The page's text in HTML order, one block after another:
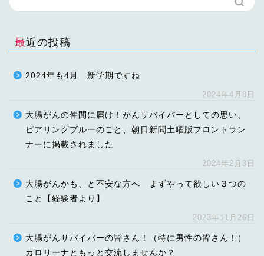
最近の投稿
2024年も4月 新学期ですね
2024年4月8日
大腸がんの仲間に届け！がんサバイバーとしての思い、
ピアリングブルーのこと、朝日新聞土曜版フロントラン
ナーに掲載されました
2024年2月3日
大腸がんかも、と不安な方へ まずやって欲しい３つの
こと【経験者より】
2023年11月26日
大腸がんサバイバーの皆さん！（特に男性の皆さん！）
カロリーナともっと交流しませんか？